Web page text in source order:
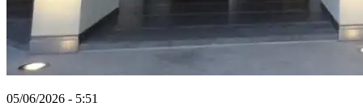
05/06/2026 - 5:51